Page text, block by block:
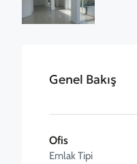
Genel Bakış
Ofis
Emlak Tipi